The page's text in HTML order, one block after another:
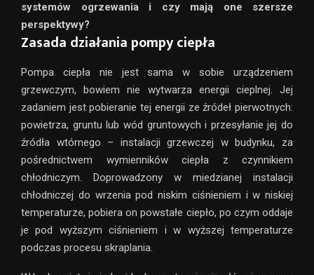
systemów ogrzewania i czy mają one szersze
perspektywy?
Zasada działania pompy ciepła
Pompa ciepła nie jest sama w sobie urządzeniem
grzewczym, bowiem nie wytwarza energii cieplnej. Jej
zadaniem jest pobieranie tej energii ze źródeł pierwotnych:
powietrza, gruntu lub wód gruntowych i przesyłanie jej do
źródła wtórnego – instalacji grzewczej w budynku, za
pośrednictwem wymienników ciepła z czynnikiem
chłodniczym. Doprowadzony w miedzianej instalacji
chłodniczej do wrzenia pod niskim ciśnieniem i w niskiej
temperaturze, pobiera on powstałe ciepło, po czym oddaje
je pod wyższym ciśnieniem i w wyższej temperaturze
podczas procesu skraplania.